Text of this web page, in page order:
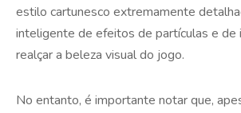
estilo cartunesco extremamente
inteligente de efeitos de partículas e de
realçar a beleza visual do jogo.
No entanto, é importante notar que,